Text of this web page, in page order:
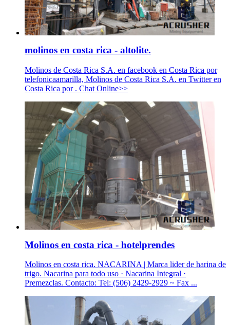
molinos en costa rica - altolite.
Molinos de Costa Rica S.A. en facebook en Costa Rica por
telefonicaamarilla, Molinos de Costa Rica S.A. en Twitter en
Costa Rica por . Chat Online>>
Molinos en costa rica - hotelprendes
Molinos en costa rica. NACARINA | Marca lider de harina de
trigo. Nacarina para todo uso · Nacarina Integral ·
Premezclas. Contacto: Tel: (506) 2429-2929 ~ Fax ...